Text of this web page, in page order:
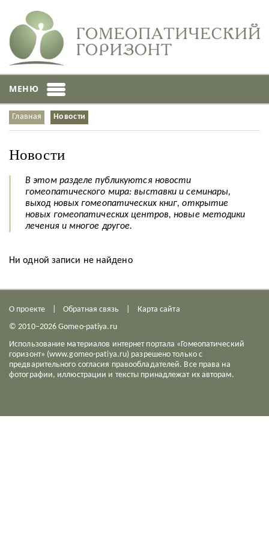
МЕНЮ
Главная Новости
Новости
В этом разделе публикуются новости
гомеопатического мира: выставки и семинары,
выход новых гомеопатических книг, открытие
новых гомеопатических центров, новые методики
лечения и многое другое.
Ни одной записи не найдено
О проекте Обратная связь
Карта сайта
© 2010–2026 Gomeo-patiya.ru
Использование материалов интернет портала «Гомеопатический
горизонт» (www.gomeo-patiya.ru) разрешено только с
предварительного согласия правообладателей. Все права на
фотографии, иллюстрации и тексты принадлежат их авторам.